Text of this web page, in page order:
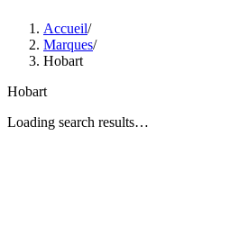
Accueil/
Marques/
Hobart
Hobart
Loading search results…